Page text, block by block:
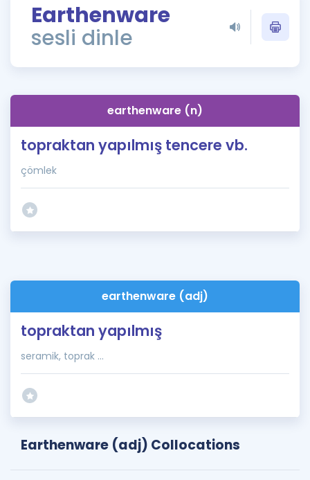
ÖSYM Sınav Takvimi
Kampanyalar
İngilizce Gramer
Earthenware
sesli dinle
earthenware (n)
topraktan yapılmış tencere vb.
çömlek
earthenware (adj)
topraktan yapılmış
seramik, toprak ...
Earthenware (adj) Collocations